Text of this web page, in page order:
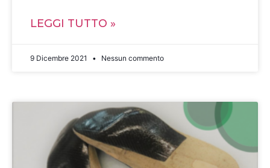
LEGGI TUTTO »
9 Dicembre 2021 Nessun commento